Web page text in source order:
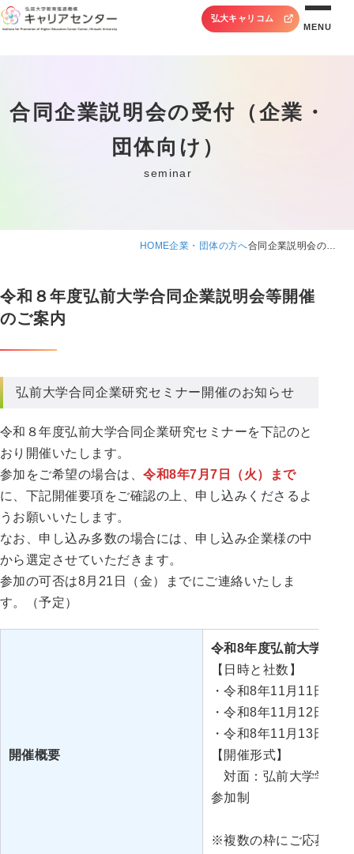
弘大キャリコム
MENU
合同企業説明会の受付（企業・
団体向け）
seminar
HOME企業・団体の方へ合同企業説明会の…
令和８年度弘前大学合同企業説明会等開催
のご案内
弘前大学合同企業研究セミナー開催のお知らせ
令和８年度弘前大学合同企業研究セミナーを下記のと
おり開催いたします。
参加をご希望の場合は、令和8年7月7日（火）まで
に、下記開催要項をご確認の上、申し込みくださるよ
うお願いいたします。
なお、申し込み多数の場合には、申し込み企業様の中
から選定させていただきます。
参加の可否は8月21日（金）までにご連絡いたしま
す。（予定）
開催概要
令和8年度弘前大学合同
【日時と社数】
・令和8年11月11日（
・令和8年11月12日（
・令和8年11月13日（
【開催形式】
対面：弘前大学学生
参加制
※複数の枠にご応募い